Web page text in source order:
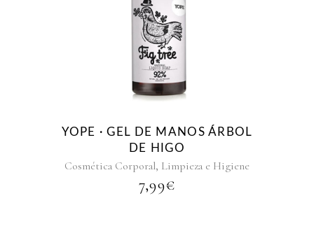
YOPE · GEL DE MANOS ÁRBOL
DE HIGO
Cosmética Corporal, Limpieza e Higiene
7,99€